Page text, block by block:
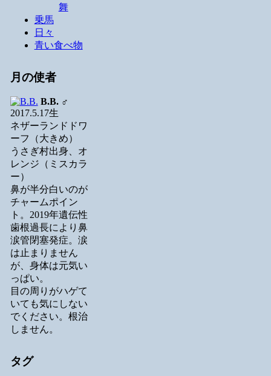
舞
乗馬
日々
青い食べ物
月の使者
B.B.♂
2017.5.17生
ネザーランドドワ
ーフ（大きめ）
うさぎ村出身、オ
レンジ（ミスカラ
ー）
鼻が半分白いのが
チャームポイン
ト。2019年遺伝性
歯根過長により鼻
涙管閉塞発症。涙
は止まりません
が、身体は元気い
っぱい。
目の周りがハゲて
いても気にしない
でください。根治
しません。
タグ